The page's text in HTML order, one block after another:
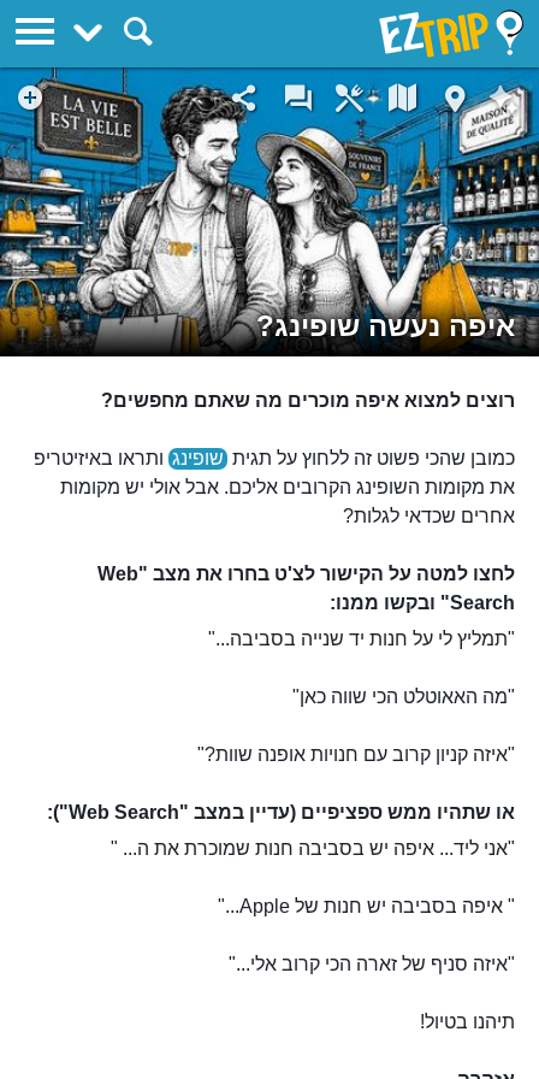
איפה נעשה שופינג?
רוצים למצוא איפה מוכרים מה שאתם מחפשים?
כמובן שהכי פשוט זה ללחוץ על תגית שופינג ותראו באיזיטריפ
את מקומות השופינג הקרובים אליכם. אבל אולי יש מקומות
אחרים שכדאי לגלות?
לחצו למטה על הקישור לצ'ט בחרו את מצב "Web
Search" ובקשו ממנו:
"תמליץ לי על חנות יד שנייה בסביבה..."
"מה האאוטלט הכי שווה כאן"
"איזה קניון קרוב עם חנויות אופנה שוות?"
או שתהיו ממש ספציפיים (עדיין במצב "Web Search"):
"אני ליד... איפה יש בסביבה חנות שמוכרת את ה... "
" איפה בסביבה יש חנות של Apple..."
"איזה סניף של זארה הכי קרוב אלי..."
תיהנו בטיול!
EZTrip